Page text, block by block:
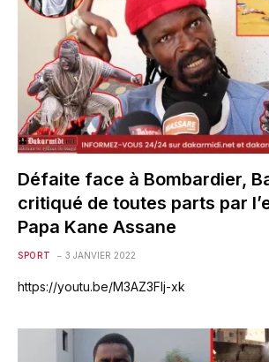
Défaite face à Bombardier,
critiqué de toutes parts par
Papa Kane Assane
SPORT 3 JANVIER 2022
https://youtu.be/M3AZ3Flj-xk